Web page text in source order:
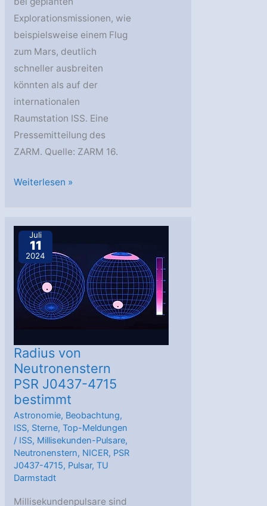
Explorationsmissionen, wie
beispielsweise einem Flug
zum Mars, deutlich
schneller ausbreiten
könnten als auf der
internationalen
Raumstation ISS. Eine
Pressemitteilung des
ZARM. Quelle: ZARM 16.
ZARM:
bei
astronautischen
Raumfahrtmissionen
Weiterlesen »
Juli
11
2024
Radius von
Neutronenstern
PSR J0437-4715
bestimmt
Astronomie, Beobachtung,
ISS, Sterne,Top-Meldungen
/ ISS, Millisekunden-Pulsare,
Neutronenstern, NICER, PSR
J0437-4715, Pulsar,TU
Darmstadt
Millisekundenpulsare sind